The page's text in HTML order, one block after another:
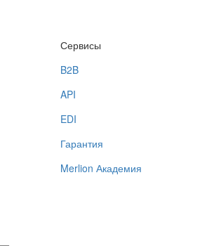
Сервисы
B2B
API
EDI
Гарантия
Merlion Академия